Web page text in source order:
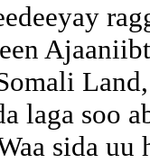
laga soo
sida uu